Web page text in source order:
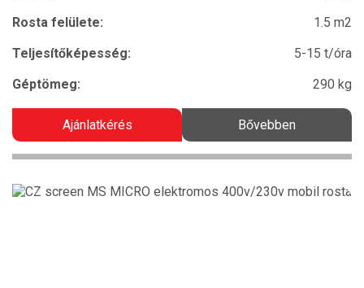
Rosta felülete:
1.5 m2
Teljesítőképesség:
5-15 t/óra
Géptömeg:
290 kg
Ajánlatkérés Bővebben